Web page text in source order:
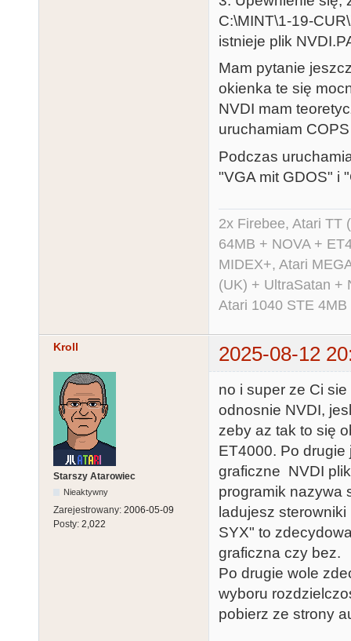
C:\MINT\1-19-
istnieje plik
Mam pytanie
okienka te się
NVDI mam
uruchamiam
Podczas
"VGA mit GDOS" i
2x Firebee, Atari TT
64MB + NOVA +
MIDEX+, Atari
(UK) + UltraSatan +
Atari 1040 STE
Kroll 2025-08-12
Starszy Atarowiec
Nieaktywny
Zarejestrowany: 2006-05-09
Posty: 2,022
no i super ze Ci
odnosnie NVDI,
zeby az tak to się
ET4000. Po
graficzne NVDI
programik nazywa
ladujesz
SYX" to
graficzna czy bez.
Po drugie wole
wyboru
pobierz ze strony